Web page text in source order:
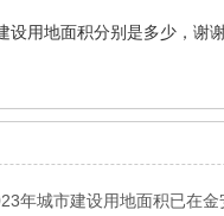
设用地面积分别是多少，谢
年城市建设用地面积已在